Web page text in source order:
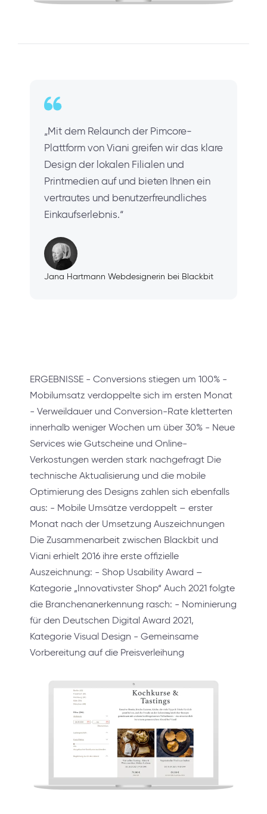
„Mit dem Relaunch der Pimcore-
Plattform von Viani greifen wir das klare
Design der lokalen Filialen und
Printmedien auf und bieten Ihnen ein
vertrautes und benutzerfreundliches
Einkaufserlebnis.“
Jana Hartmann Webdesignerin bei Blackbit
ERGEBNISSE - Conversions stiegen um 100% -
Mobilumsatz verdoppelte sich im ersten Monat
- Verweildauer und Conversion-Rate kletterten
innerhalb weniger Wochen um über 30% - Neue
Services wie Gutscheine und Online-
Verkostungen werden stark nachgefragt Die
technische Aktualisierung und die mobile
Optimierung des Designs zahlen sich ebenfalls
aus: - Mobile Umsätze verdoppelt – erster
Monat nach der Umsetzung Auszeichnungen
Die Zusammenarbeit zwischen Blackbit und
Viani erhielt 2016 ihre erste offizielle
Auszeichnung: - Shop Usability Award –
Kategorie „Innovativster Shop“ Auch 2021 folgte
die Branchenanerkennung rasch: - Nominierung
für den Deutschen Digital Award 2021,
Kategorie Visual Design - Gemeinsame
Vorbereitung auf die Preisverleihung